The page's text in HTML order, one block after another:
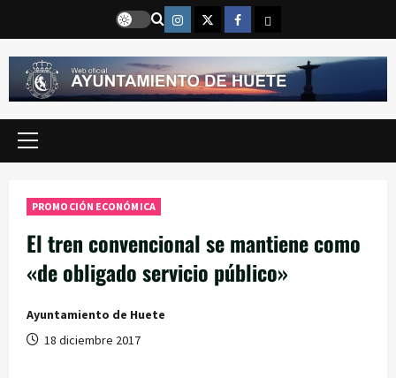
contenido
Instragram
TwitterFacebook
Email
Menú
PROMOCIÓN ECONÓMICA
El tren convencional se mantiene como
«de obligado servicio público»
Ayuntamiento de Huete
18 diciembre 2017